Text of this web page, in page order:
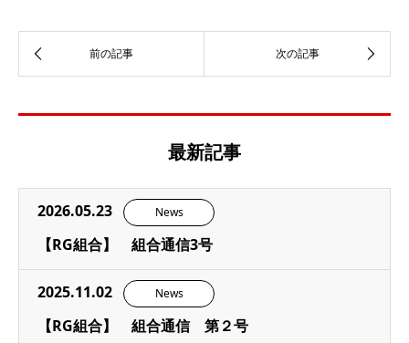
最新記事
2026.05.23 News
【RG組合】 組合通信3号
2025.11.02 News
【RG組合】 組合通信 第２号